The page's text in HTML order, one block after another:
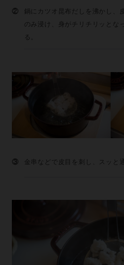
②
鍋にカツオ昆布だしを沸かし、
のみ浸け、身がチリチリッとな
る。
③ 金串などで皮目を刺し、スッと